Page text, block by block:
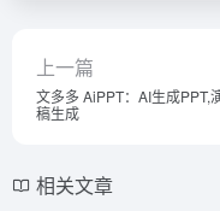
上一篇
文多多 AiPPT：AI生成PPT,
稿生成
相关文章